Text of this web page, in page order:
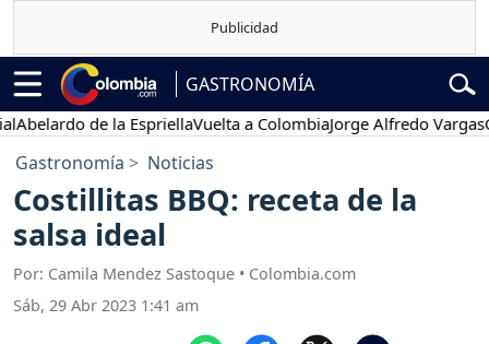
GASTRONOMÍA
de la EspriellaVuelta a ColombiaJorge Alfredo Vargas
Gastronomía Noticias
Costillitas BBQ: receta de la
salsa ideal
Por: Camila Mendez Sastoque • Colombia.com
Sáb, 29 Abr 2023 1:41 am